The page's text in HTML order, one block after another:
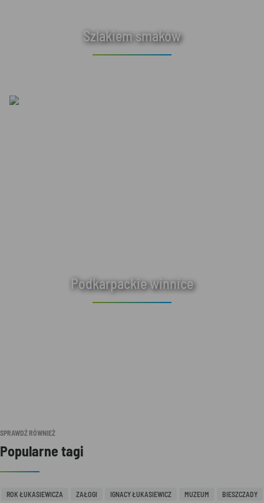
Szlakiem smaków
Podkarpackie winnice
SPRAWDŹ RÓWNIEŻ
Popularne tagi
ROK ŁUKASIEWICZA ZAŁOGI IGNACY ŁUKASIEWICZ MUZEUM
BIESZCZADY